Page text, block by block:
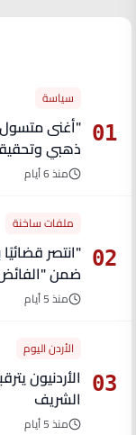
01
سياسة
ذهبي
منذ 6 أيام
02
ملفات ساخنة
ضمن
منذ 5 أيام
03
الأردن اليوم
الأردنيون
الشريف
منذ 5 أيام